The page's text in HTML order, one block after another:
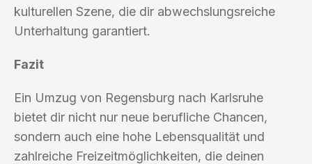
kulturellen Szene, die dir abwechslungsreiche
Unterhaltung garantiert.
Fazit
Ein Umzug von Regensburg nach Karlsruhe
bietet dir nicht nur neue berufliche Chancen,
sondern auch eine hohe Lebensqualität und
zahlreiche Freizeitmöglichkeiten, die deinen